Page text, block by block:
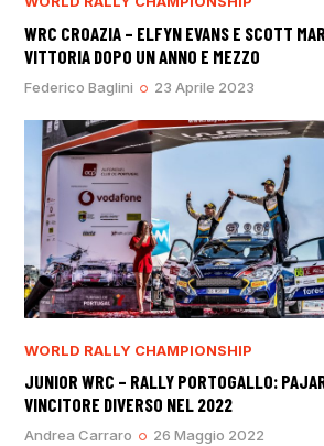
WRC CROAZIA – ELFYN EVANS E SCOTT
VITTORIA DOPO UN ANNO E MEZZO
Federico Baglini 23 Aprile 2023
WORLD RALLY CHAMPIONSHIP
JUNIOR WRC – RALLY PORTOGALLO:
VINCITORE DIVERSO NEL 2022
Andrea Carraro 26 Maggio 2022